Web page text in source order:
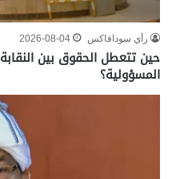
رأي سودافاكس 2026-08-04
حين تتعطل الحقوق بين
المسؤولية؟